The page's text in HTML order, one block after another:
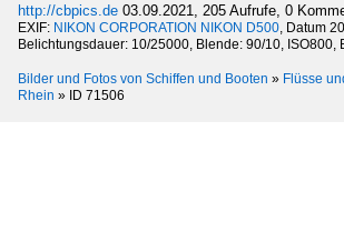
http://cbpics.de 03.09.2021, 205 Aufrufe, 0
EXIF: NIKON CORPORATION NIKON D500, Datum
Belichtungsdauer: 10/25000, Blende: 90/10, ISO800,
Bilder und Fotos von Schiffen und Booten » Flüsse
Rhein » ID 71506